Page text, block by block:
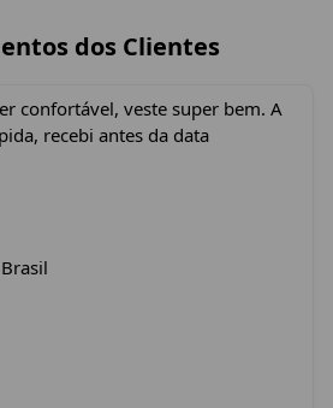
dos Clientes
confortável, veste super bem. A
recebi antes da data